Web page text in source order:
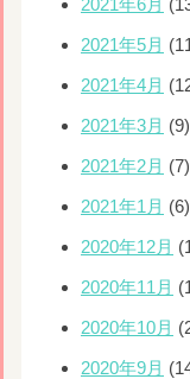
2021年5月
2021年4月
2021年3月 (9)
2021年2月 (7)
2021年1月 (6)
2020年12月
2020年11月
2020年10月
2020年9月